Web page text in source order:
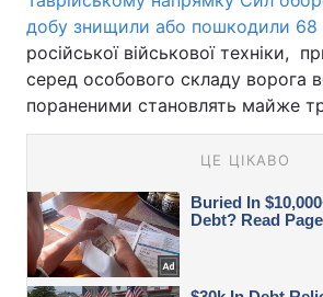
добу знищили або пошкодили 68
російської військової техніки,
серед особового складу ворога
пораненими становлять майже